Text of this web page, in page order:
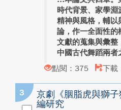
時代背景、家學
精神與風格，輔以
論，作一全面性的
文獻的蒐集與彙整
中國古代舞蹈兩者
點閱：375
下載
3
京劇《胭脂虎與獅
編研究